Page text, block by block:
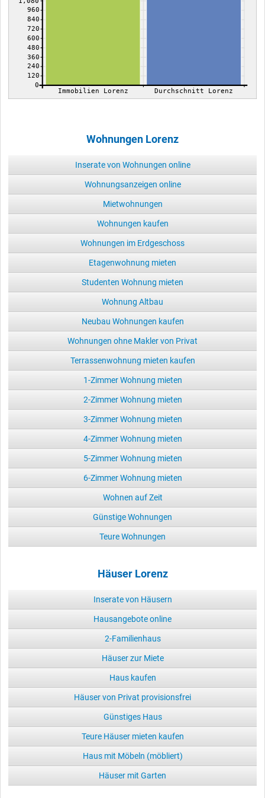
0
120
240
360
480
600
720
840
960
Immobilien Lorenz Durchschnitt Lorenz
Wohnungen Lorenz
Inserate von Wohnungen online
Wohnungsanzeigen online
Mietwohnungen
Wohnungen kaufen
Wohnungen im Erdgeschoss
Etagenwohnung mieten
Studenten Wohnung mieten
Wohnung Altbau
Neubau Wohnungen kaufen
Wohnungen ohne Makler von Privat
Terrassenwohnung mieten kaufen
1-Zimmer Wohnung mieten
2-Zimmer Wohnung mieten
3-Zimmer Wohnung mieten
4-Zimmer Wohnung mieten
5-Zimmer Wohnung mieten
6-Zimmer Wohnung mieten
Wohnen auf Zeit
Günstige Wohnungen
Teure Wohnungen
Häuser Lorenz
Inserate von Häusern
Hausangebote online
2-Familienhaus
Häuser zur Miete
Haus kaufen
Häuser von Privat provisionsfrei
Günstiges Haus
Teure Häuser mieten kaufen
Haus mit Möbeln (möbliert)
Häuser mit Garten